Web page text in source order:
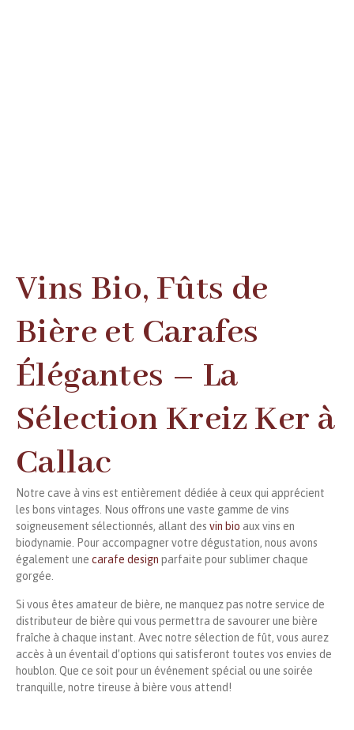
Vins Bio, Fûts de
Bière et Carafes
Élégantes – La
Sélection Kreiz Ker à
Callac
Notre cave à vins est entièrement dédiée à ceux qui apprécient
les bons vintages. Nous offrons une vaste gamme de vins
soigneusement sélectionnés, allant des vin bio aux vins en
biodynamie. Pour accompagner votre dégustation, nous avons
également une carafe design parfaite pour sublimer chaque
gorgée.
Si vous êtes amateur de bière, ne manquez pas notre service de
distributeur de bière qui vous permettra de savourer une bière
fraîche à chaque instant. Avec notre sélection de fût, vous aurez
accès à un éventail d’options qui satisferont toutes vos envies de
houblon. Que ce soit pour un événement spécial ou une soirée
tranquille, notre tireuse à bière vous attend!